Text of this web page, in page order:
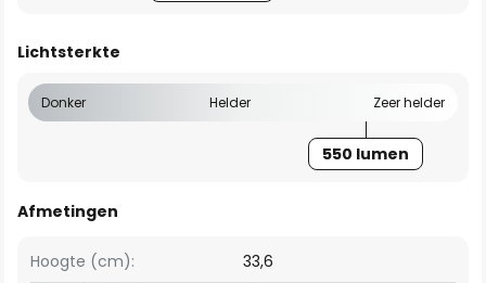
Lichtsterkte
Donker Helder Zeer helder
550 lumen
Afmetingen
Hoogte (cm):
33,6